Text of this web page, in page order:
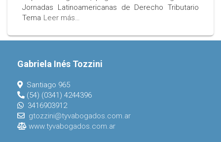
Jornadas Latinoamericanas de Derecho Tributario
Tema Leer más…
Gabriela Inés Tozzini
Santiago 965
(54) (0341) 4244396
3416903912
gtozzini@tyvabogados.com.ar
www.tyvabogados.com.ar